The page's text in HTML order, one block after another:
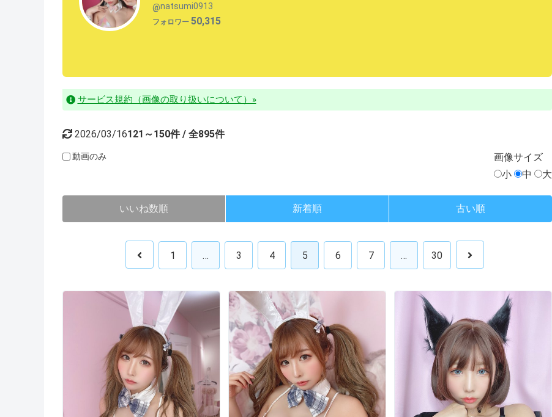
@natsumi0913
フォロワー 50,315
サービス規約（画像の取り扱いについて）»
2026/03/16121～150件 / 全895件
動画のみ 画像サイズ
小
中 大
いいね数順 新着順 古い順
1 … 3 4 5 6 7 … 30